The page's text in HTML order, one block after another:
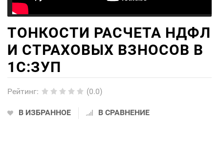
ТОНКОСТИ РАСЧЕТА НДФЛ
И СТРАХОВЫХ ВЗНОСОВ В
1С:ЗУП
Рейтинг: (0.0)
В ИЗБРАННОЕ В СРАВНЕНИЕ